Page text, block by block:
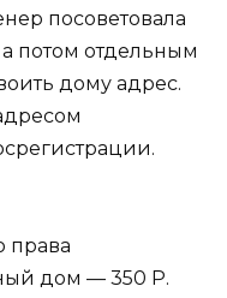
посоветовала
потом отдельным
дому адрес.
права
дом — 350 Р.